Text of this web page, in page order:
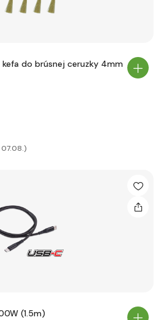
do brúsnej ceruzky 4mm
(1.5m)